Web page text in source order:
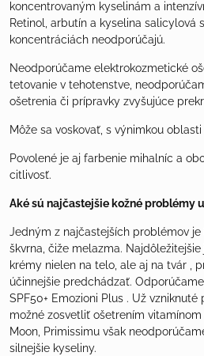
koncentrovaným kyselinám a
Retinol, arbutín a kyselina salicylová
koncentráciách neodporúčajú.
Neodporúčame elektrokozmetické
tetovanie v tehotenstve,
ošetrenia či prípravky zvyšujúce
Môže sa voskovať, s výnimkou
Povolené je aj farbenie mihalníc a
citlivosť.
Aké sú najčastejšie kožné problémy
Jedným z najčastejších problémov
škvrna, čiže melazma.
krémy nielen na telo, ale aj na tvár ,
účinnejšie predchádzať.
SPF50+ Emozioni Plus . Už
možné zosvetliť ošetrením
Moon, Primissimu však
silnejšie kyseliny.